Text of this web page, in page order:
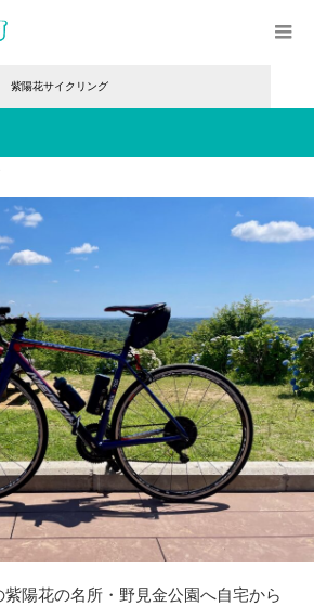
紫陽花サイクリング
陽花の名所・野見金公園へ自宅から